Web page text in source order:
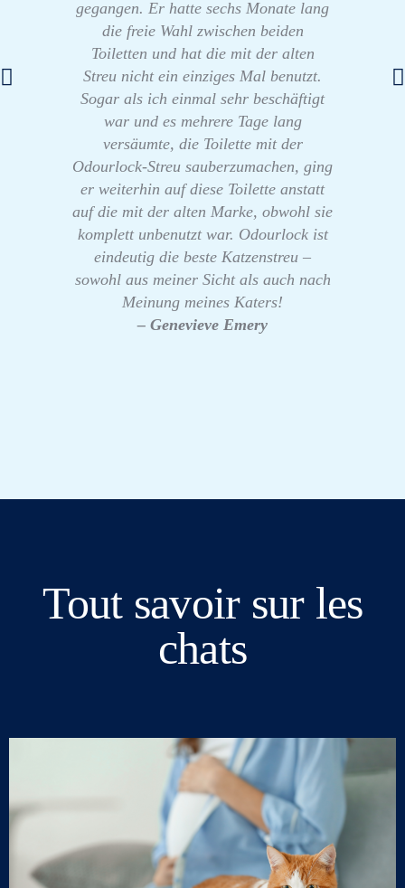
gegangen. Er hatte sechs Monate lang
die freie Wahl zwischen beiden
Toiletten und hat die mit der alten
Streu nicht ein einziges Mal benutzt.
Sogar als ich einmal sehr beschäftigt
war und es mehrere Tage lang
versäumte, die Toilette mit der
Odourlock-Streu sauberzumachen, ging
er weiterhin auf diese Toilette anstatt
auf die mit der alten Marke, obwohl sie
komplett unbenutzt war. Odourlock ist
eindeutig die beste Katzenstreu –
sowohl aus meiner Sicht als auch nach
Meinung meines Katers!
– Genevieve Emery
Tout savoir sur les
chats